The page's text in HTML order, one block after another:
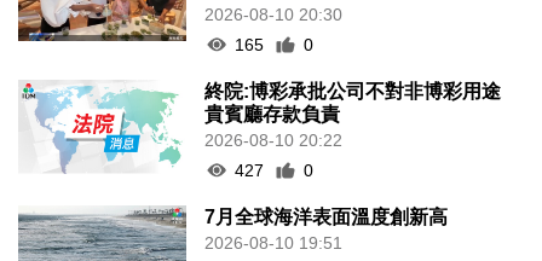
2026-08-10 20:30
165
0
終院:博彩承批公司不對非博彩用途
貴賓廳存款負責
2026-08-10 20:22
427
0
7月全球海洋表面溫度創新高
2026-08-10 19:51